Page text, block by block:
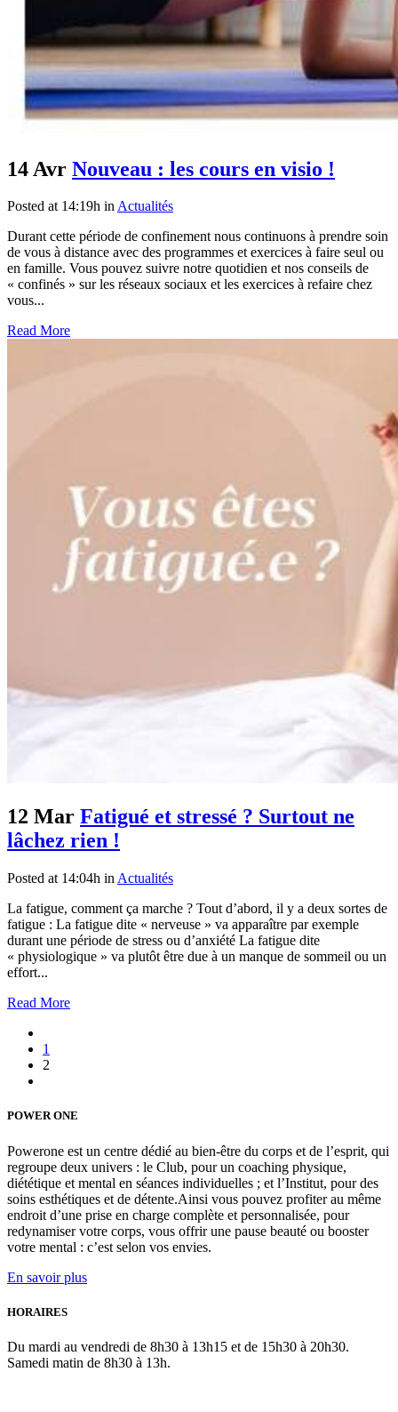
14 Avr Nouveau : les cours en visio !
Posted at 14:19h inActualités
Durant cette période de confinement nous continuons à prendre soin
de vous à distance avec des programmes et exercices à faire seul ou
en famille. Vous pouvez suivre notre quotidien et nos conseils de
« confinés » sur les réseaux sociaux et les exercices à refaire chez
vous...
Read More
12 Mar Fatigué et stressé ? Surtout ne
lâchez rien !
Posted at 14:04h in Actualités
La fatigue, comment ça marche ? Tout d’abord, il y a deux sortes de
fatigue : La fatigue dite « nerveuse » va apparaître par exemple
durant une période de stress ou d’anxiété La fatigue dite
« physiologique » va plutôt être due à un manque de sommeil ou un
effort...
Read More
1
2
POWER ONE
Powerone est un centre dédié au bien-être du corps et de l’esprit, qui
regroupe deux univers : le Club, pour un coaching physique,
diététique et mental en séances individuelles ; et l’Institut, pour des
soins esthétiques et de détente.Ainsi vous pouvez profiter au même
endroit d’une prise en charge complète et personnalisée, pour
redynamiser votre corps, vous offrir une pause beauté ou booster
votre mental : c’est selon vos envies.
En savoir plus
HORAIRES
Du mardi au vendredi de 8h30 à 13h15 et de 15h30 à 20h30.
Samedi matin de 8h30 à 13h.